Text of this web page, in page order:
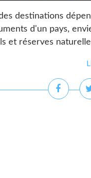
destinations
d'un pays,
et réserves